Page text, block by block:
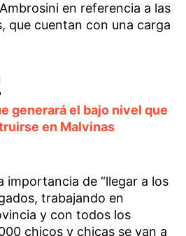
en referencia a las
que cuentan con una carga
generará el bajo nivel que
en Malvinas
importancia de “llegar a los
trabajando en
y con todos los
chicos y chicas se van a